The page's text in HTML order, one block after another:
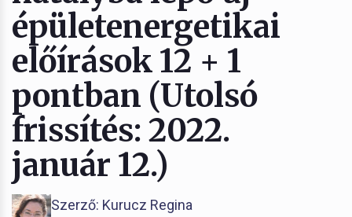
épületenergetikai
előírások 12 + 1
pontban (Utolsó
frissítés: 2022.
január 12.)
Szerző: Kurucz Regina